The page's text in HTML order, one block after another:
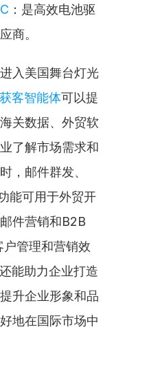
：是高效电池驱
商。
入美国舞台灯光
客智能体可以提
关数据、外贸软
了解市场需求和
，邮件群发、
能可用于外贸开
件营销和B2B
管理和营销效
能助力企业打造
升企业形象和品
地在国际市场中